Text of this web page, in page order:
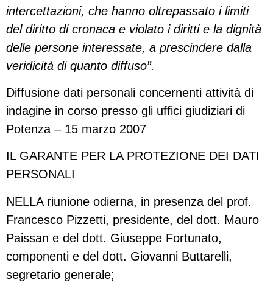
intercettazioni, che hanno oltrepassato i limiti
del diritto di cronaca e violato i diritti e la dignità
delle persone interessate, a prescindere dalla
veridicità di quanto diffuso”.
Diffusione dati personali concernenti attività di
indagine in corso presso gli uffici giudiziari di
Potenza – 15 marzo 2007
IL GARANTE PER LA PROTEZIONE DEI DATI
PERSONALI
NELLA riunione odierna, in presenza del prof.
Francesco Pizzetti, presidente, del dott. Mauro
Paissan e del dott. Giuseppe Fortunato,
componenti e del dott. Giovanni Buttarelli,
segretario generale;